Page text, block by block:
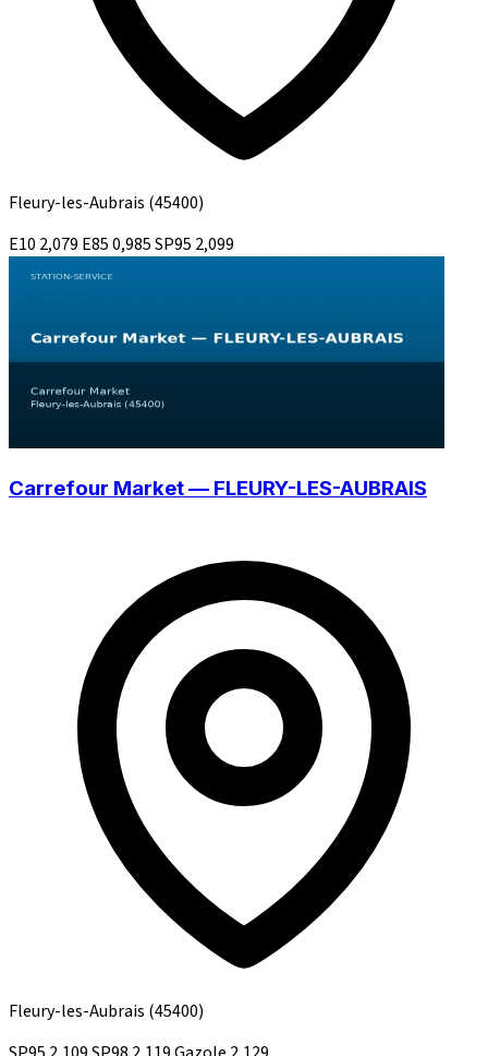
Fleury-les-Aubrais (45400)
E10 2,079 E850,985SP95 2,099
Carrefour Market — FLEURY-LES-AUBRAIS
Fleury-les-Aubrais (45400)